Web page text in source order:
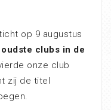
op 9 augustus
oudste clubs in de
onze club
zij de titel